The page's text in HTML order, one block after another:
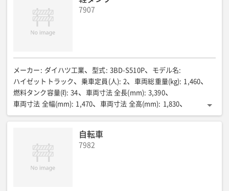
直接噴射式 総排気量(㏄)
最高出力(PS/rpm)
150 燃料タンク容量(r)
定格荷重(kg):
全長(mm): ー 全幅(mm): ー 全高(mm): ー
最大揚高時高さ(mm): ー バックレスト高さ(mm): ー
7907
メーカー : ダイハツ工業 型式: 3BD-S510P モデル名:
ハイゼットトラック
乗車定員(人): 2 車両総重量(kg): 1,460
燃料タンク容量(ℓ): 34 車両寸法 全長(mm): 3,390
車両寸法 全幅(mm): 1,470 車両寸法 全高(mm): 1,830
荷台寸法 長さ(mm): 1,880 荷台寸法 幅(mm): 1,380
自転車
7982